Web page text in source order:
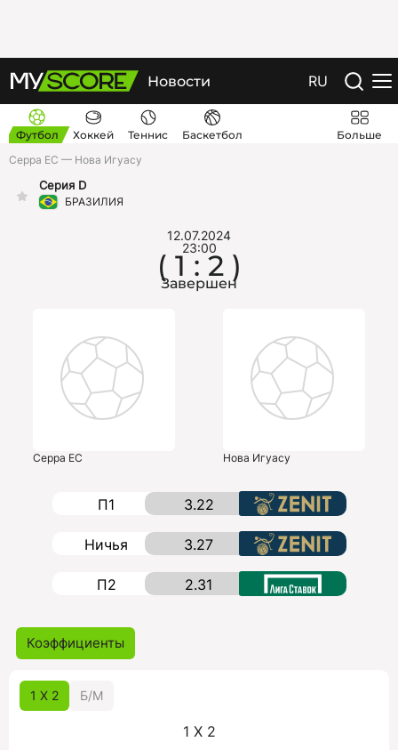
Новости RU
Футбол Хоккей Теннис Баскетбол
Больше
Серра ЕС — Нова Игуасу
БРАЗИЛИЯ
Серия D
Серра ЕС
12.07.2024
23:00
( 1 : 2 )
Завершен
Нова Игуасу
П1 3.22
Ничья 3.27
П2 2.31
Коэффициенты
1 X 2 Б/M
1 X 2